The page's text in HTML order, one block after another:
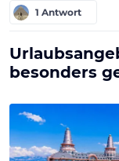
1 Antwort